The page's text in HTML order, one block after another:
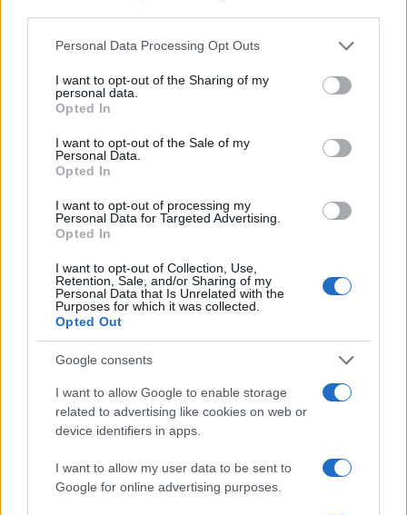
Please note that this website/app uses one or more Google
not limited to your visit or usage behaviour. You may click to
grant or deny consent to Google and its third-party tags to
use your data for below specified purposes in below Google
consent section.
Personal Data Processing Opt Outs
I want to opt-out of the Sharing of my
personal data.
Opted In
I want to opt-out of the Sale of my
Personal Data.
Opted In
I want to opt-out of processing my
Personal Data for Targeted Advertising.
Opted In
I want to opt-out of Collection, Use,
Retention, Sale, and/or Sharing of my
Personal Data that Is Unrelated with the
Purposes for which it was collected.
Opted Out
Google consents
I want to allow Google to enable storage
related to advertising like cookies on web or
device identifiers in apps.
I want to allow my user data to be sent to
Google for online advertising purposes.
Entra nel canale telegram di
GalluraOggi.it
Inviaci le tue segnalazioni,
Su WhatsApp al numero +39
345 356 7512
daGoogle News
F T Pi WS